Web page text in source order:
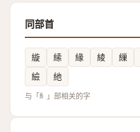
同部首
縼 䌇 緣 綾 繅
䌞
䊶
与「糹」部相关的字